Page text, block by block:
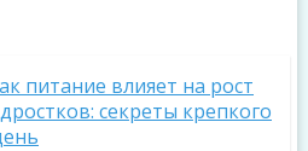
питание влияет на рост
секреты крепкого